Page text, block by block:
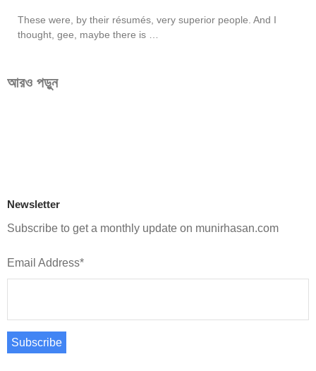
These were, by their résumés, very superior people. And I
thought, gee, maybe there is …
আরও পড়ুন
Newsletter
Subscribe to get a monthly update on munirhasan.com
Email Address*
Subscribe